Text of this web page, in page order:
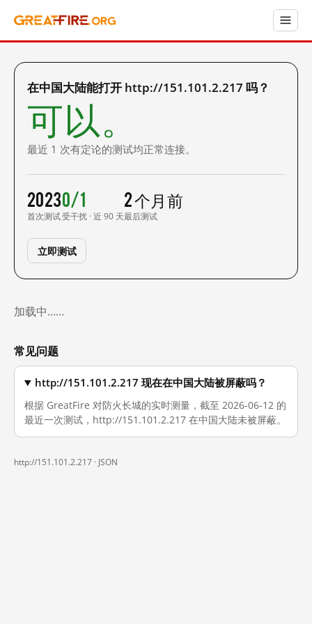
在中国大陆能打开 http://151.101.2.217 吗？
可以。
最近 1 次有定论的测试均正常连接。
2023
首次测试
0/1
受干扰 · 近 90 天
2 个月前
最后测试
立即测试
加载中……
常见问题
http://151.101.2.217 现在在中国大陆被屏蔽吗？
根据 GreatFire 对防火长城的实时测量，截至 2026-06-12 的
最近一次测试，http://151.101.2.217 在中国大陆未被屏蔽。
http://151.101.2.217 · JSON